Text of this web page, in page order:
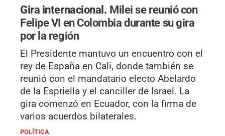
Gira internacional. Milei se reunió con
Felipe VI en Colombia durante su gira
por la región
El Presidente mantuvo un encuentro con el
rey de España en Cali, donde también se
reunió con el mandatario electo Abelardo
de la Espriella y el canciller de Israel. La
gira comenzó en Ecuador, con la firma de
varios acuerdos bilaterales.
POLÍTICA